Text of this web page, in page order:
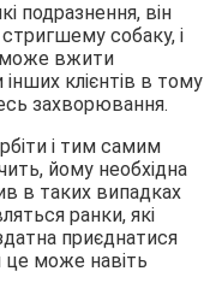
подразнення, він
собаку, і
вжити
клієнтів в тому
захворювання.
і тим самим
йому необхідна
в таких випадках
ранки, які
приєднатися
це може навіть